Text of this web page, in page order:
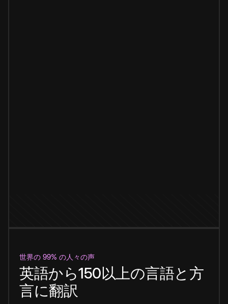
世界の 99% の人々の声
英語から150以上の言語と方
言に翻訳